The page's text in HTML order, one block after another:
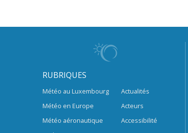
RUBRIQUES
Météo au Luxembourg
Météo en Europe
Météo aéronautique
Actualités
Acteurs
Accessibilité